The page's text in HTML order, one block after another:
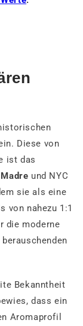
Diese von
ist das
und NYC
sie als eine
von nahezu 1:1
die moderne
Bekanntheit
dass ein
Aromaprofil